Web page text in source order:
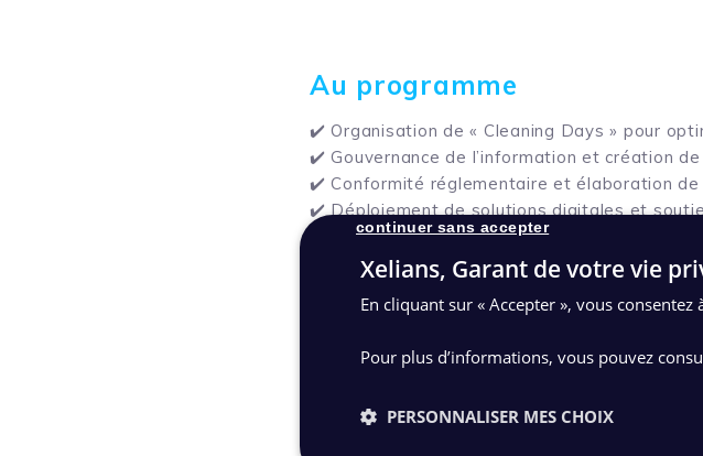
Au programme
✔️ Organisation de « Cleaning Days » pour
✔️ Gouvernance de l’information et création
✔️ Conformité réglementaire et élaboration
✔️ Déploiement de solutions digitales et
Cette table ronde est l’occasion idéale pour
échanger autour de vos défis en matière de
Xelians, Garant de votre vie
En cliquant sur « Accepter », vous
Pour plus d’informations, vous pouvez
continuer sans accepter
PERSONNALISER MES CHOIX